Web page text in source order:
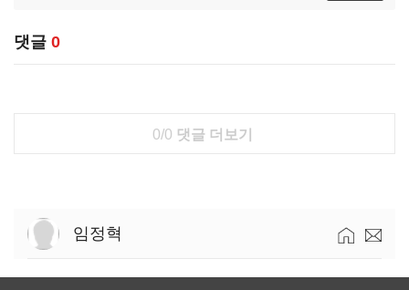
댓글 0
0/0 댓글 더보기
임정혁